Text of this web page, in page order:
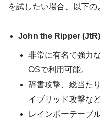
を試したい場合、以下の
John the Ripper
非常に有名で強力
OSで利用可能。
辞書攻撃、総当た
イブリッド攻撃な
レインボーテーブ